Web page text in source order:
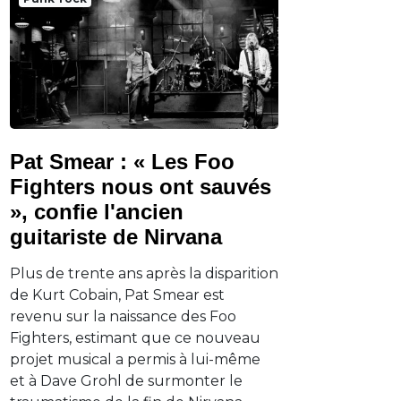
Pat Smear : « Les Foo
Fighters nous ont sauvés
», confie l'ancien
guitariste de Nirvana
Plus de trente ans après la disparition
de Kurt Cobain, Pat Smear est
revenu sur la naissance des Foo
Fighters, estimant que ce nouveau
projet musical a permis à lui-même
et à Dave Grohl de surmonter le